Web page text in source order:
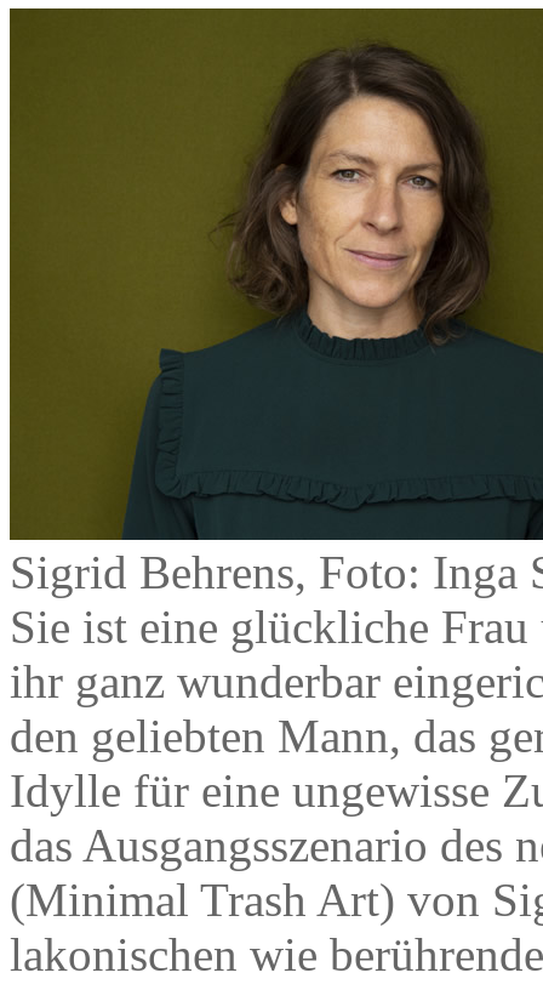
Sigrid Behrens, Foto: Inga
Sie ist eine glückliche
ihr ganz wunderbar
den geliebten Mann, das
Idylle für eine ungewisse
das Ausgangsszenario des
(Minimal Trash Art) von
lakonischen wie